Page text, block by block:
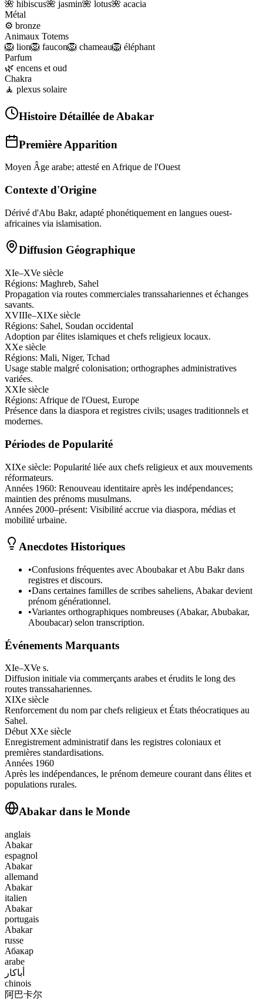
🌺 hibiscus🌺 jasmin🌺 lotus🌺 acacia
Métal
⚙️ bronze
Animaux Totems
🦁 lion🦁 faucon🦁 chameau🦁 éléphant
Parfum
🌿 encens et oud
Chakra
🧘 plexus solaire
Histoire Détaillée de Abakar
Première Apparition
Moyen Âge arabe; attesté en Afrique de l'Ouest
Contexte d'Origine
Dérivé d'Abu Bakr, adapté phonétiquement en langues ouest-
africaines via islamisation.
Diffusion Géographique
XIe–XVe siècle
Régions: Maghreb, Sahel
Propagation via routes commerciales transsahariennes et échanges
savants.
XVIIIe–XIXe siècle
Régions: Sahel, Soudan occidental
Adoption par élites islamiques et chefs religieux locaux.
XXe siècle
Régions: Mali, Niger, Tchad
Usage stable malgré colonisation; orthographes administratives
variées.
XXIe siècle
Régions: Afrique de l'Ouest, Europe
Présence dans la diaspora et registres civils; usages traditionnels et
modernes.
Périodes de Popularité
XIXe siècle: Popularité liée aux chefs religieux et aux mouvements
réformateurs.
Années 1960: Renouveau identitaire après les indépendances;
maintien des prénoms musulmans.
Années 2000–présent: Visibilité accrue via diaspora, médias et
mobilité urbaine.
Anecdotes Historiques
•Confusions fréquentes avec Aboubakar et Abu Bakr dans
registres et discours.
•Dans certaines familles de scribes saheliens, Abakar devient
prénom générationnel.
•Variantes orthographiques nombreuses (Abakar, Abubakar,
Aboubacar) selon transcription.
Événements Marquants
XIe–XVe s.
Diffusion initiale via commerçants arabes et érudits le long des
routes transsahariennes.
XIXe siècle
Renforcement du nom par chefs religieux et États théocratiques au
Sahel.
Début XXe siècle
Enregistrement administratif dans les registres coloniaux et
premières standardisations.
Années 1960
Après les indépendances, le prénom demeure courant dans élites et
populations rurales.
Abakar dans le Monde
anglais
Abakar
espagnol
Abakar
allemand
Abakar
italien
Abakar
portugais
Abakar
russe
Абакар
arabe
أباكار
chinois
阿巴卡尔